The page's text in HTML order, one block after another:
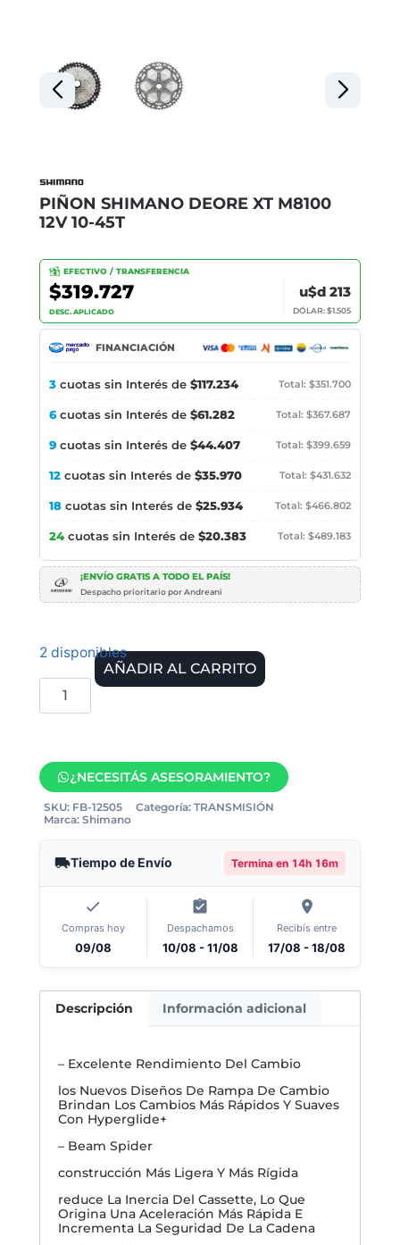
PIÑON SHIMANO DEORE XT M8100
12V 10-45T
EFECTIVO / TRANSFERENCIA
$319.727
DESC. APLICADO
u$d 213
DÓLAR: $1.505
FINANCIACIÓN
3 cuotas sin Interés de $117.234 Total: $351.700
6cuotas sin Interés de $61.282 Total: $367.687
9 cuotas sin Interés de $44.407 Total: $399.659
12 cuotas sin Interés de $35.970 Total: $431.632
18 cuotas sin Interés de $25.934 Total: $466.802
24 cuotas sin Interés de $20.383 Total: $489.183
¡ENVÍO GRATIS A TODO EL PAÍS!
Despacho prioritario por Andreani
2 disponibles
AÑADIR AL CARRITO
¿NECESITÁS ASESORAMIENTO?
SKU: FB-12505 Categoría: TRANSMISIÓN
Marca: Shimano
Tiempo de Envío Termina en 14h 16m
Compras hoy
09/08
Despachamos
10/08 - 11/08
Recibís entre
17/08 - 18/08
Descripción Información adicional
– Excelente Rendimiento Del Cambio
los Nuevos Diseños De Rampa De Cambio
Brindan Los Cambios Más Rápidos Y Suaves
Con Hyperglide+
– Beam Spider
construcción Más Ligera Y Más Rígida
reduce La Inercia Del Cassette, Lo Que
Origina Una Aceleración Más Rápida E
Incrementa La Seguridad De La Cadena